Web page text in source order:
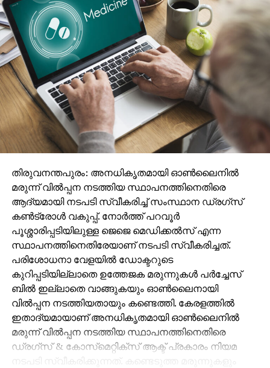
തിരുവനന്തപുരം: അനധികൃതമായി ഓണ്‍ലൈനില്‍
മരുന്ന് വില്‍പ്പന നടത്തിയ സ്ഥാപനത്തിനെതിരെ
ആദ്യമായി നടപടി സ്വീകരിച്ച് സംസ്ഥാന ഡ്രഗ്‌സ്
കണ്‍ട്രോള്‍ വകുപ്പ്. നോര്‍ത്ത് പറവൂര്‍
പൂശ്ശാരിപ്പടിയിലുള്ള ജെജെ മെഡിക്കല്‍സ് എന്ന
സ്ഥാപനത്തിനെതിരേയാണ് നടപടി സ്വീകരിച്ചത്.
പരിശോധനാ വേളയില്‍ ഡോക്ടറുടെ
കുറിപ്പടിയില്ലാതെ ഉത്തേജക മരുന്നുകള്‍ പര്‍ച്ചേസ്
ബില്‍ ഇല്ലാതെ വാങ്ങുകയും ഓണ്‍ലൈനായി
വില്‍പ്പന നടത്തിയതായും കണ്ടെത്തി. കേരളത്തില്‍
ഇതാദ്യമായാണ് അനധികൃതമായി ഓണ്‍ലൈനില്‍
മരുന്ന് വില്‍പ്പന നടത്തിയ സ്ഥാപനത്തിനെതിരെ
ഡ്രഗ്‌സ് & കോസ്‌മെറ്റിക്‌സ് ആക്ട് പ്രകാരം നിയമ